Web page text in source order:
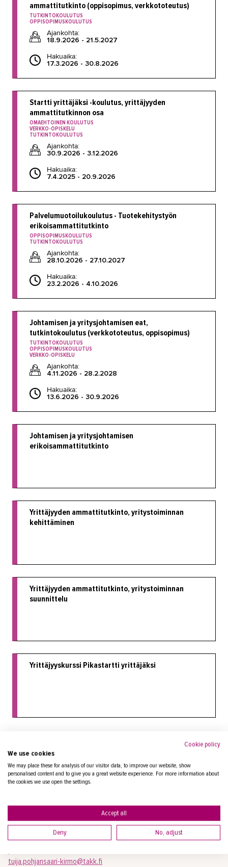
ammattitutkinto (oppisopimus, verkkototeutus)
TUTKINTOKOULUTUS
OPPISOPIMUSKOULUTUS
Ajankohta:
18.9.2026 - 21.5.2027
Hakuaika:
17.3.2026 - 30.8.2026
Startti yrittäjäksi -koulutus, yrittäjyyden
ammattitutkinnon osa
OMAEHTOINEN KOULUTUS
VERKKO-OPISKELU
TUTKINTOKOULUTUS
Ajankohta:
30.9.2026 - 3.12.2026
Hakuaika:
7.4.2025 - 20.9.2026
Palvelumuotoilukoulutus - Tuotekehitystyön
erikoisammattitutkinto
OPPISOPIMUSKOULUTUS
TUTKINTOKOULUTUS
Ajankohta:
28.10.2026 - 27.10.2027
Hakuaika:
23.2.2026 - 4.10.2026
Johtamisen ja yritysjohtamisen eat,
tutkintokoulutus (verkkototeutus, oppisopimus)
TUTKINTOKOULUTUS
OPPISOPIMUSKOULUTUS
VERKKO-OPISKELU
Ajankohta:
4.11.2026 - 28.2.2028
Hakuaika:
13.6.2026 - 30.9.2026
Johtamisen ja yritysjohtamisen
erikoisammattitutkinto
Yrittäjyyden ammattitutkinto, yritystoiminnan
kehittäminen
Yrittäjyyden ammattitutkinto, yritystoiminnan
suunnittelu
Yrittäjyyskurssi Pikastartti yrittäjäksi
Kysy lisää tulevien ja nykyisten
yrittäjien opiskelumahdollisuuksista ja
koulutuksista!
POHJANSAARI-KIRMO TUIJA
kouluttaja/koulutussuunnittelija
tuija.pohjansaari-kirmo@takk.fi
Cookie policy
We use cookies
We may place these for analysis of our visitor data, to improve our website, show
personalised content and to give you a great website experience. For more information about
the cookies we use open the settings.
Accept all
Deny No, adjust